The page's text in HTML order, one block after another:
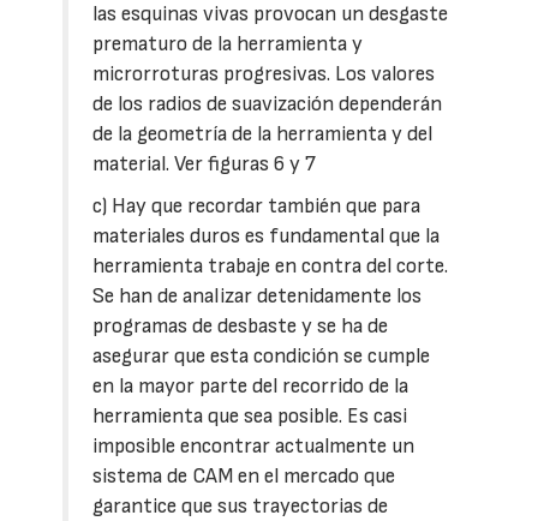
las esquinas vivas provocan un desgaste
prematuro de la herramienta y
microrroturas progresivas. Los valores
de los radios de suavización dependerán
de la geometría de la herramienta y del
material. Ver figuras 6 y 7
c) Hay que recordar también que para
materiales duros es fundamental que la
herramienta trabaje en contra del corte.
Se han de analizar detenidamente los
programas de desbaste y se ha de
asegurar que esta condición se cumple
en la mayor parte del recorrido de la
herramienta que sea posible. Es casi
imposible encontrar actualmente un
sistema de CAM en el mercado que
garantice que sus trayectorias de